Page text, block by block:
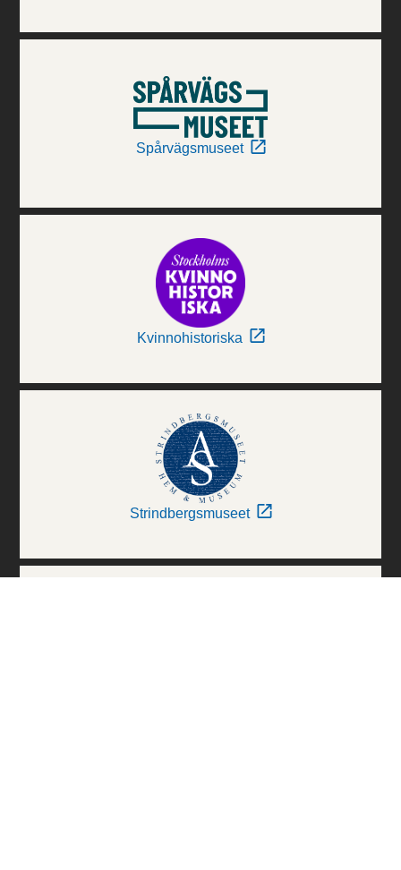
Spårvägsmuseet
Kvinnohistoriska
Strindbergsmuseet